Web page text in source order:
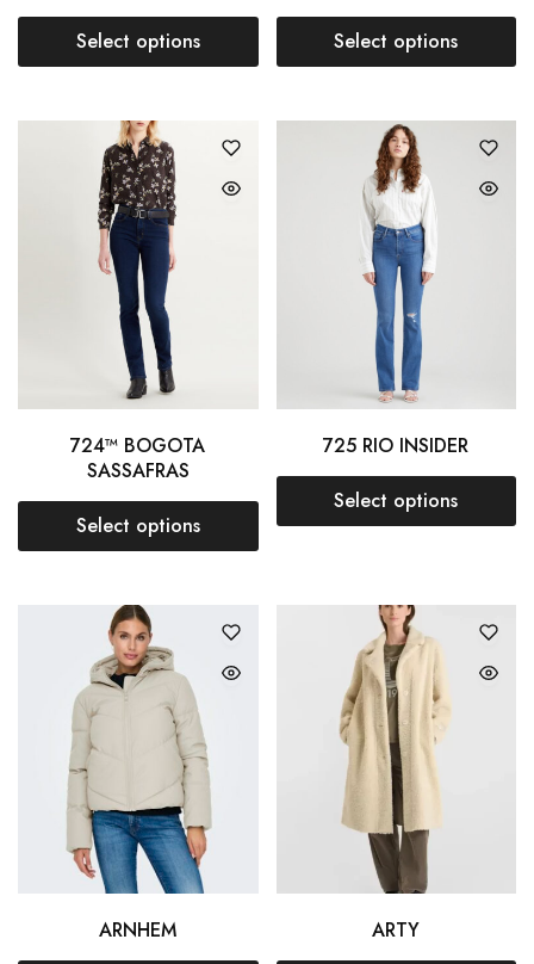
Select options
Select options
724™ BOGOTA
SASSAFRAS
Select options
725 RIO INSIDER
Select options
ARNHEM
ARTY